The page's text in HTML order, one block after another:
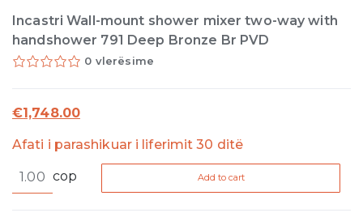
Incastri Wall-mount shower mixer two-way with
handshower 791 Deep Bronze Br PVD
0 vlerësime
€1,748.00
Afati i parashikuar i liferimit 30 ditë
Wall- cop Add to cart